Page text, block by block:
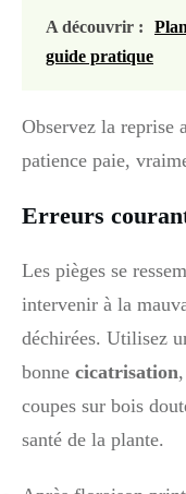
A découvrir :
guide pratique
Observez la reprise
patience paie,
Erreurs
Les pièges se
intervenir à la
déchirées. Utilisez
bonne cicatrisation
coupes sur bois
santé de la plante.